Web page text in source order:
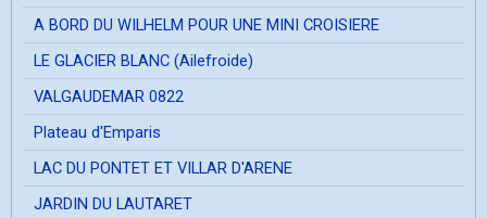
A BORD DU WILHELM POUR UNE MINI CROISIERE
LE GLACIER BLANC (Ailefroide)
VALGAUDEMAR 0822
Plateau d'Emparis
LAC DU PONTET ET VILLAR D'ARENE
JARDIN DU LAUTARET